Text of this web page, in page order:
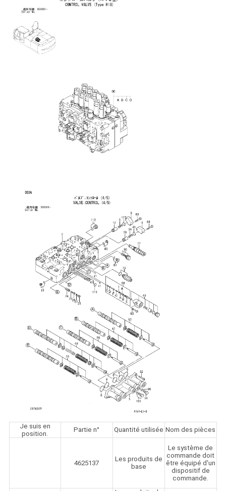
Je suis en
position.
Partie n° Quantité utilisée Nom des pièces
4625137
Les produits de
base
Le système de
commande doit
être équipé d'un
dispositif de
commande.